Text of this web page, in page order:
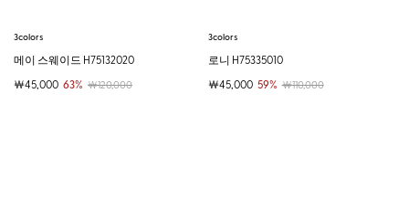
3colors
메이 스웨이드 H75132020
￦45,000 63% ￦120,000
3colors
로니 H75335010
￦45,000 59% ￦110,000